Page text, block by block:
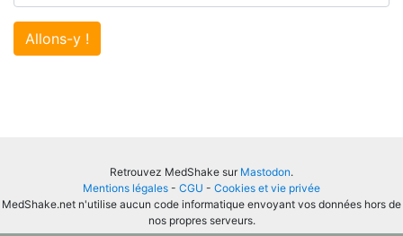
Allons-y !
Retrouvez MedShake sur Mastodon.
Mentions légales - CGU - Cookies et vie privée
MedShake.net n'utilise aucun code informatique envoyant vos données hors de
nos propres serveurs.